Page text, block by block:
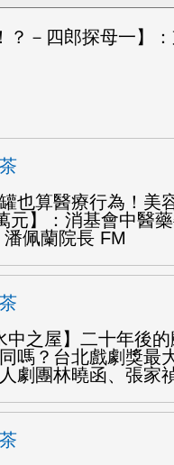
？－四郎探母一】
罐也算醫療行為！美
元】：消基會中醫
佩蘭院長 FM
中之屋】二十年後
嗎？台北戲劇獎最
劇團林曉函、張家